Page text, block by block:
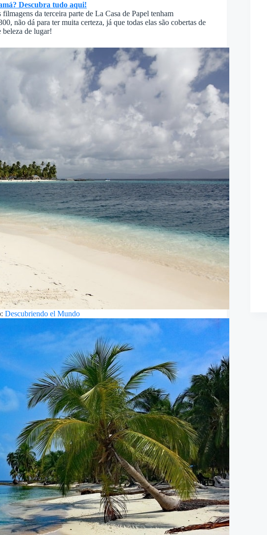
Descubra tudo aqui!
da terceira parte de La Casa de Papel tenham
não dá para ter muita certeza, já que todas elas são cobertas de
beleza de lugar!
Descubriendo el Mundo